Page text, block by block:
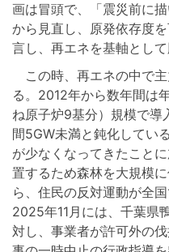
画は冒頭で、「震災前に
から見直し、原発依存度
言し、再エネを基軸とし
この時、再エネの中で
る。2012年から数年間は
ね原子炉9基分）規模で
間5GW未満と鈍化してい
が少なくなってきたこと
置するため森林を大規模
ら、住民の反対運動が全
2025年11月には、千葉県
対し、事業者が許可外の